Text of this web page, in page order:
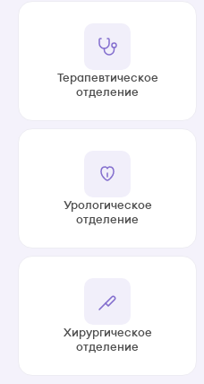
Терапевтическое
отделение
Урологическое
отделение
Хирургическое
отделение